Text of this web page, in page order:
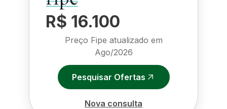
R$ 16.100
Preço Fipe atualizado em
Ago/2026
Pesquisar Ofertas
Nova consulta